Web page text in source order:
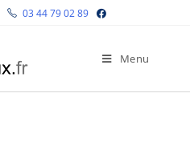
03 44 79 02 89
Menu